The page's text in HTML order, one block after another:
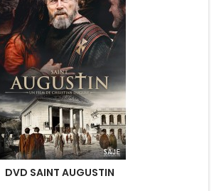
DVD SAINT AUGUSTIN